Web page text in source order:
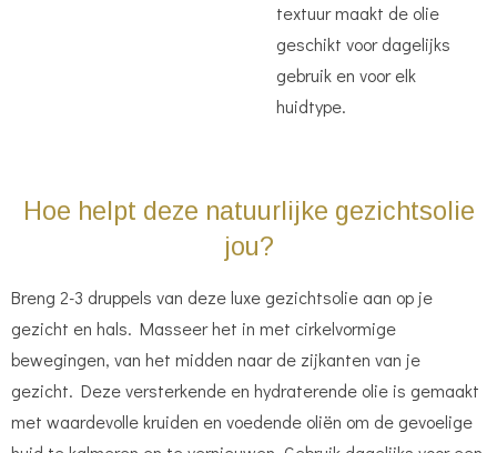
textuur maakt de olie
geschikt voor dagelijks
gebruik en voor elk
huidtype.
Hoe helpt deze natuurlijke gezichtsolie
jou?
Breng 2-3 druppels van deze luxe gezichtsolie aan op je
gezicht en hals. Masseer het in met cirkelvormige
bewegingen, van het midden naar de zijkanten van je
gezicht. Deze versterkende en hydraterende olie is gemaakt
met waardevolle kruiden en voedende oliën om de gevoelige